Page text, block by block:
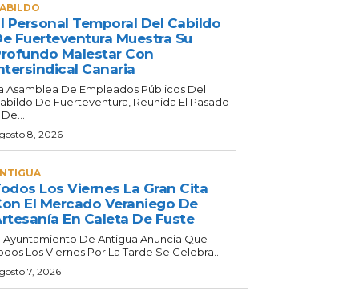
Personal Temporal Del Cabildo
Fuerteventura Muestra Su
Malestar Con
Canaria
Asamblea De Empleados Públicos Del
De Fuerteventura, Reunida El Pasado
8, 2026
Los Viernes La Gran Cita
El Mercado Veraniego De
En Caleta De Fuste
Ayuntamiento De Antigua Anuncia Que
Los Viernes Por La Tarde Se Celebra...
7, 2026